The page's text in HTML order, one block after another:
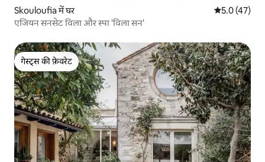
Skouloufia में घर औसत रेटिंग 5
5.0 (47)
एजियन सनसेट विला और स्पा 'विला सन'
गेस्ट्स की फ़ेवरेट
गेस्ट्स की फ़ेवरेट